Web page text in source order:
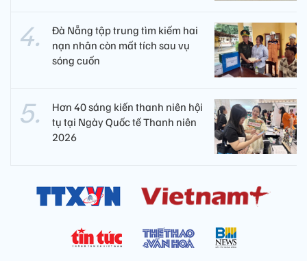
Đà Nẵng tập trung tìm kiếm hai
nạn nhân còn mất tích sau vụ
sóng cuốn
Hơn 40 sáng kiến thanh niên hội
tụ tại Ngày Quốc tế Thanh niên
2026